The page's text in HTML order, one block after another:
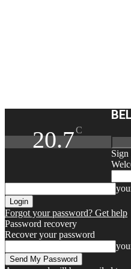
20.7C
Sign
Forgot your password? Get help
Password recovery
Recover your password